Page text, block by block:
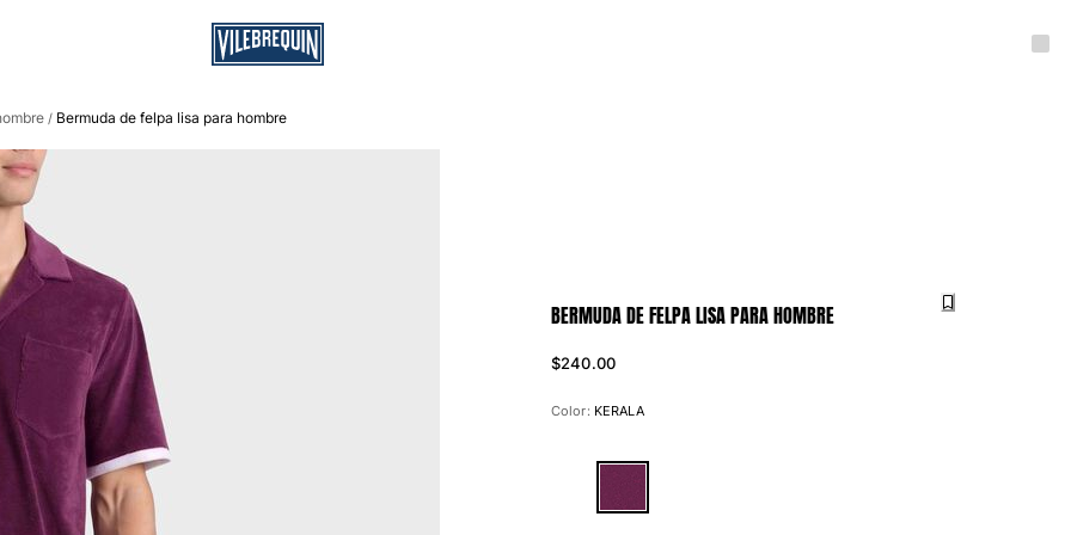
/ Bermuda de felpa lisa para hombre
BERMUDA DE FELPA LISA PARA HOMBRE
$240.00
Color: KERALA